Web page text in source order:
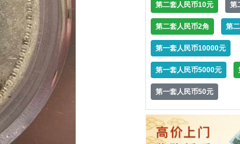
第二套人民币10元 第
第二套人民币2角 第
第一套人民币10000元
第一套人民币5000元
第一套人民币50元